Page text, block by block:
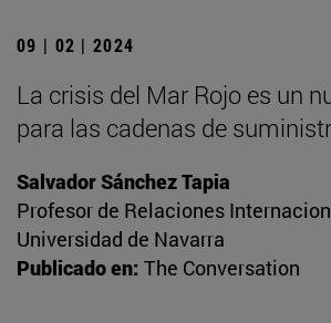
09 | 02 | 2024
La crisis del Mar Rojo es un
para las cadenas de
Salvador Sánchez Tapia
Profesor de Relaciones
Universidad de Navarra
Publicado en: The Conversation